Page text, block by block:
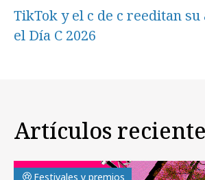
TikTok y el c de c reeditan
el Día C 2026
Artículos
Festivales y premios